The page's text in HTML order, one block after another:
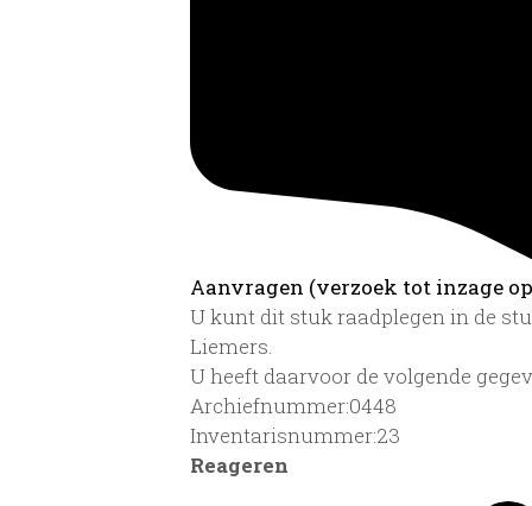
Aanvragen (verzoek tot inzage
U kunt dit stuk raadplegen in de
Liemers.
U heeft daarvoor de volgende
Archiefnummer:0448
Inventarisnummer:23
Reageren